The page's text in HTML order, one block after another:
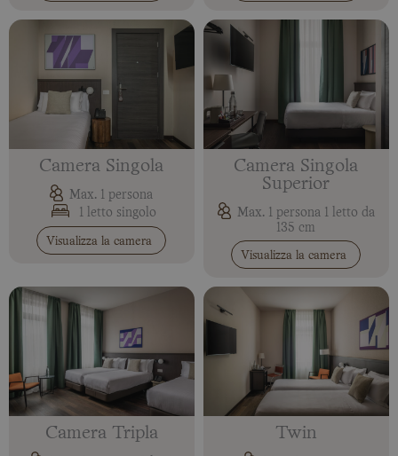
Camera Singola
Max. 1 persona
1 letto singolo
Visualizza la camera
Camera Singola
Superior
Max. 1 persona 1 letto da
135 cm
Visualizza la camera
Camera Tripla Twin